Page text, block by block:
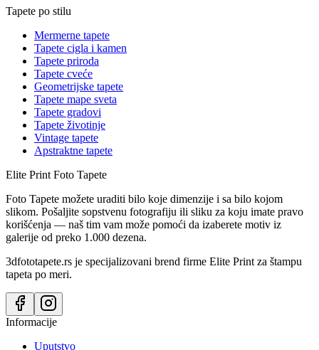
Tapete po stilu
Mermerne tapete
Tapete cigla i kamen
Tapete priroda
Tapete cveće
Geometrijske tapete
Tapete mape sveta
Tapete gradovi
Tapete životinje
Vintage tapete
Apstraktne tapete
Elite Print Foto Tapete
Foto Tapete možete uraditi bilo koje dimenzije i sa bilo kojom
slikom. Pošaljite sopstvenu fotografiju ili sliku za koju imate pravo
korišćenja — naš tim vam može pomoći da izaberete motiv iz
galerije od preko 1.000 dezena.
3dfototapete.rs je specijalizovani brend firme Elite Print za štampu
tapeta po meri.
Informacije
Uputstvo